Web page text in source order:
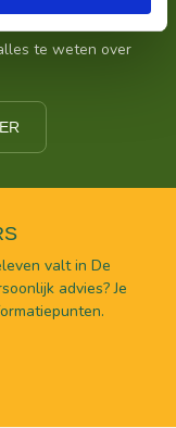
achter Bezoek De
te weten over
valt in De
advies? Je